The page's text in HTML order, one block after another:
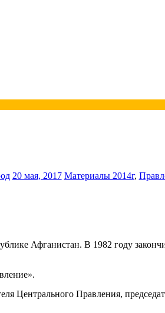
20 мая, 2017 Материалы 2014г,
Афганистан. В 1982 году
Центрального Правления,